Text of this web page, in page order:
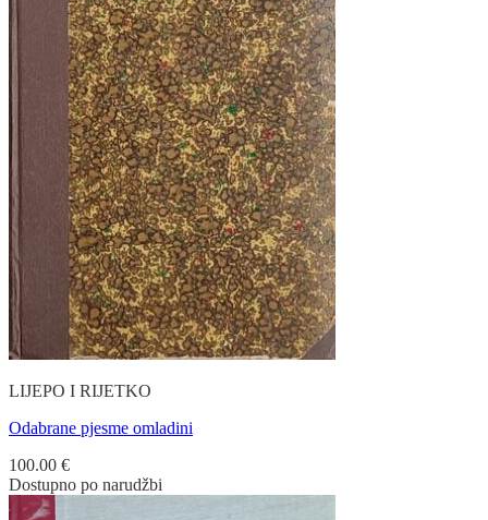
LIJEPO I RIJETKO
Odabrane pjesme omladini
100.00 €
Dostupno po narudžbi